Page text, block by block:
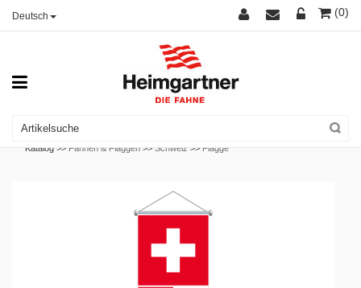
Deutsch (0)
Katalog >>Fahnen & Flaggen >>Schweiz >>Flagge